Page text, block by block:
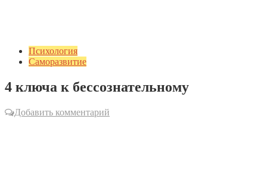
Психология
Саморазвитие
4 ключа к бессознательному
Добавить комментарий